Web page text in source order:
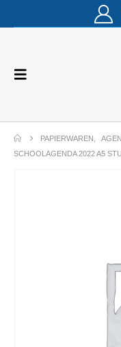
PAPIERWAREN
SCHOOLAGENDA 2022 A5